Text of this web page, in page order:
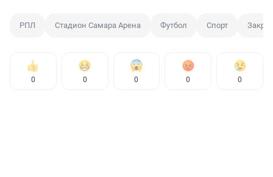
РПЛ Стадион Самара Арена Футбол Спорт
0 0 0 0 0